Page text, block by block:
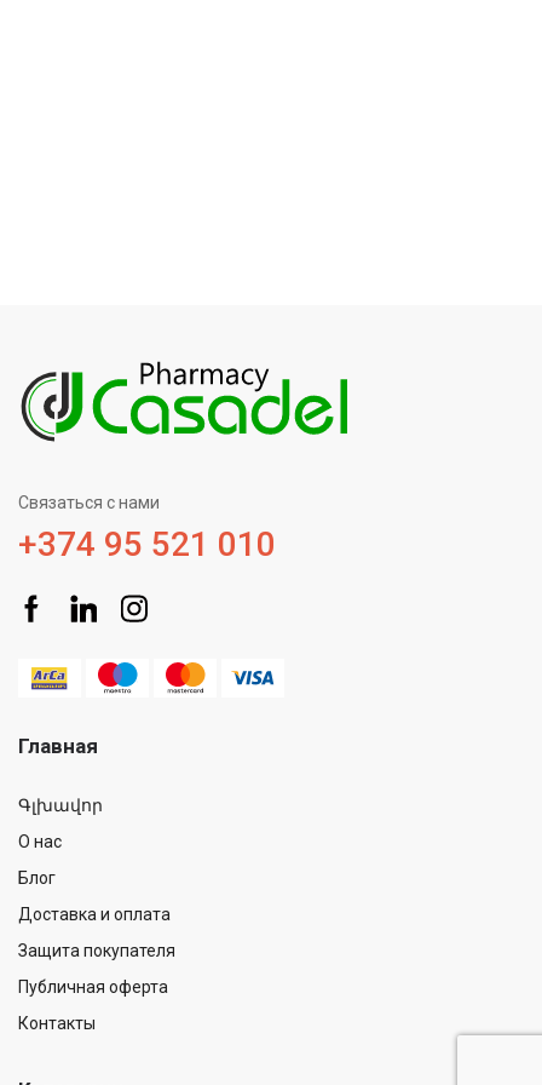
Связаться с нами
+374 95 521 010
Главная
Գլխավոր
О нас
Блог
Доставка и оплата
Защита покупателя
Публичная оферта
Контакты